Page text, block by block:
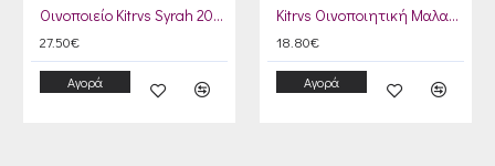
Οινοποιείο Kitrvs Syrah 2020
27.50€
Αγορά
Kitrvs Οινοποιητική Μαλαγουζιά 2025
18.80€
Αγορά